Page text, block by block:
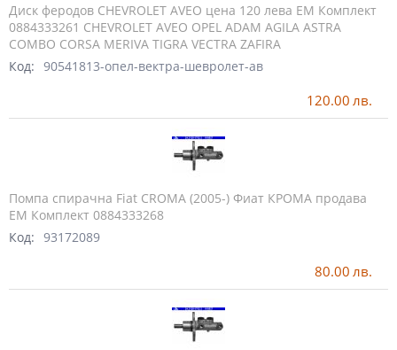
Диск феродов CHEVROLET AVEO цена 120 лева ЕМ Комплект
0884333261 CHEVROLET AVEO OPEL ADAM AGILA ASTRA
COMBO CORSA MERIVA TIGRA VECTRA ZAFIRA
Код: 90541813-опел-вектра-шевролет-ав
120.00 лв.
Помпа спирачна Fiat CROMA (2005-) Фиат КРОМА продава
ЕМ Комплект 0884333268
Код: 93172089
80.00 лв.